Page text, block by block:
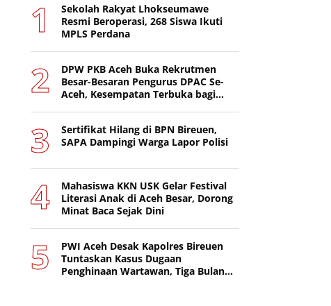
Sekolah Rakyat Lhokseumawe
Resmi Beroperasi, 268 Siswa Ikuti
MPLS Perdana
DPW PKB Aceh Buka Rekrutmen
Besar-Besaran Pengurus DPAC Se-
Aceh, Kesempatan Terbuka bagi
Sertifikat Hilang di BPN Bireuen,
SAPA Dampingi Warga Lapor Polisi
Mahasiswa KKN USK Gelar Festival
Literasi Anak di Aceh Besar, Dorong
Minat Baca Sejak Dini
PWI Aceh Desak Kapolres Bireuen
Tuntaskan Kasus Dugaan
Penghinaan Wartawan, Tiga Bulan